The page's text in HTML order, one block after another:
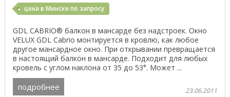
цена в Минске по запросу
GDL CABRIO® балкон в мансарде без надстроек. Окно
VELUX GDL Cabrio монтируется в кровлю, как любое
другое мансардное окно. При открывании превращается
в настоящий балкон в мансарде. Подходит для любых
кровель с углом наклона от 35 до 53°. Может ...
подробнее 23.06.2011